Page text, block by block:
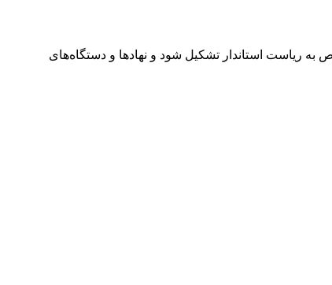
ریاست استاندار تشکیل شود و نهادها و دستگاه‌های